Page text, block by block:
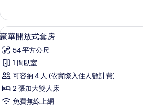
有
相
片
雙
人
房
詳
情
顯
示
豪
華
開
放
豪華開放
5
豪華開放式套房
54 平方公尺
1 間臥室
可容納 4 人 (依實際入住人數計費)
2 張加大雙人床
免費無線上網